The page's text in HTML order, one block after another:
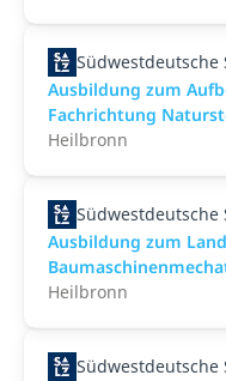
Südwestdeutsche
Ausbildung zum
Fachrichtung
Heilbronn
Südwestdeutsche
Ausbildung zum
Heilbronn
Südwestdeutsche